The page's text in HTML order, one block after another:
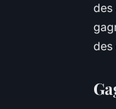
des
des